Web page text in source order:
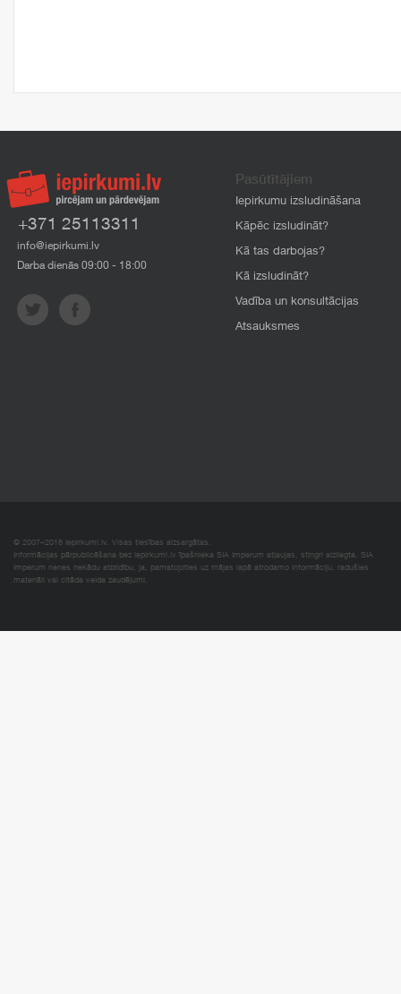
+371 25113311
info@iepirkumi.lv
Darba dienās 09:00 - 18:00
Pasūtītājiem
Iepirkumu izsludināšana
Kāpēc izsludināt?
Kā tas darbojas?
Kā izsludināt?
Vadība un konsultācijas
Atsauksmes
© 2007–2018 Iepirkumi.lv. Visas tiesības aizsargātas.
Informācijas pārpublicēšana bez iepirkumi.lv īpašnieka SIA Imperum atļaujas, stingri aizliegta. SIA
Imperum nenes nekādu atbildību, ja, pamatojoties uz mājas lapā atrodamo informāciju, radušies
materiāli vai citāda veida zaudējumi.